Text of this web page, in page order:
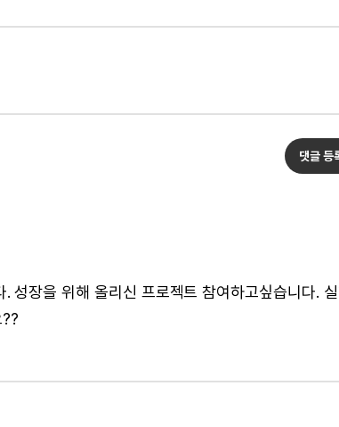
댓글 등
성장을 위해 올리신 프로젝트 참여하고싶습니다.